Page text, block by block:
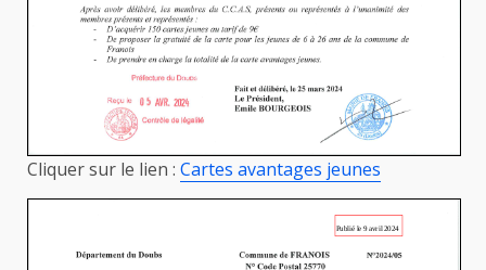
Cliquer sur le lien : Cartes avantages jeunes